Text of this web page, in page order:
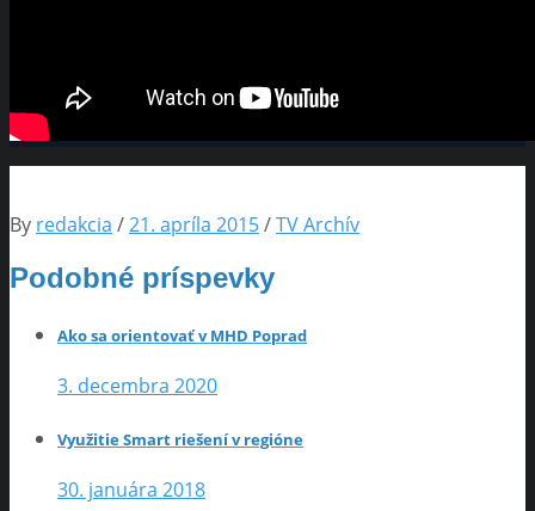
By redakcia /21. apríla 2015/TV Archív
Podobné príspevky
Ako sa orientovať v MHD Poprad
3. decembra 2020
Využitie Smart riešení v regióne
30. januára 2018